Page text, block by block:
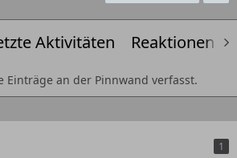
Aktivitäten Reaktionen
Einträge an der Pinnwand verfasst.
1